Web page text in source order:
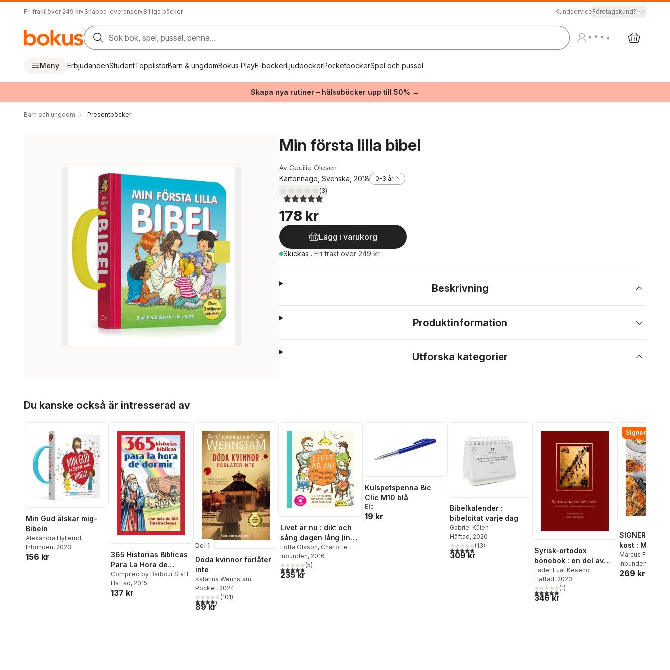
Fri frakt över 249 kr• Snabba leveranser• Billiga böcker KundserviceFöretagskund?
Sök bok, spel, pussel, penna...
Meny ErbjudandenStudentTopplistorBarn & ungdomBokus PlayE-böckerLjudböckerPocketböckerSpel och pussel
Skapa nya rutiner – hälsoböcker upp till 50% →
Barn och ungdom Presentböcker
Min första lilla bibel
Av Cecilie Olesen
Kartonnage, Svenska, 2018
0-3 år
5,0utav 5 stjärnor. Totalt antal röster:
(3)
178 kr
Lägg i varukorg
Skickas . Fri frakt över 249 kr.
Beskrivning
Produktinformation
Utforska kategorier
Du kanske också är intresserad av
Min Gud älskar mig-
Bibeln
Alexandra Hyllerud
Inbunden, 2023
156 kr
365 Historias Bíblicas
Para La Hora de
Dormir: Con Más de
100 Ilustraciones
Compiled by Barbour Staff
Häftad, 2015
137 kr
Del 1
Döda kvinnor förlåter
inte
Katarina Wennstam
Pocket, 2024
4,3utav 5 stjärnor. Totalt antal röster:
(101)
89 kr
Livet är nu : dikt och
sång dagen lång (inkl
cd)
Lotta Olsson, Charlotte
Ramel,Jojje Wadenius
Inbunden, 2016
4,8utav 5 stjärnor. Totalt antal röster:
(5)
235 kr
Kulspetspenna Bic
Clic M10 blå
Bic
19 kr
Bibelkalender :
bibelcitat varje dag
Gabriel Külen
Häftad, 2020
4,9utav 5 stjärnor. Totalt antal röster:
(13)
309 kr
Syrisk-ortodox
bönebok : en del av
den syrisk-ortodoxa
traditionen
Fader Fuat Kesenci
Häftad, 2023
5,0utav 5 stjärnor. Totalt antal röster:
(1)
346 kr
Signerad!
SIGNERAD -
kost :
matlådor
Marcus Frank
Inbunden
269 kr